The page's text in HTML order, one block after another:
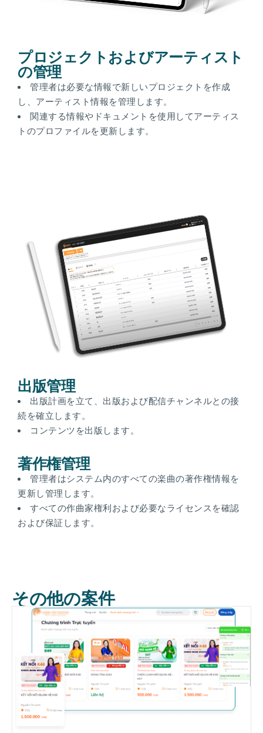
プロジェクトおよびアーティスト
の管理
管理者は必要な情報で新しいプロジェクトを作成
し、アーティスト情報を管理します。
関連する情報やドキュメントを使用してアーティス
トのプロファイルを更新します。
出版管理
出版計画を立て、出版および配信チャンネルとの接
続を確立します。
コンテンツを出版します。
著作権管理
管理者はシステム内のすべての楽曲の著作権情報を
更新し管理します。
すべての作曲家権利および必要なライセンスを確認
および保証します。
その他の案件